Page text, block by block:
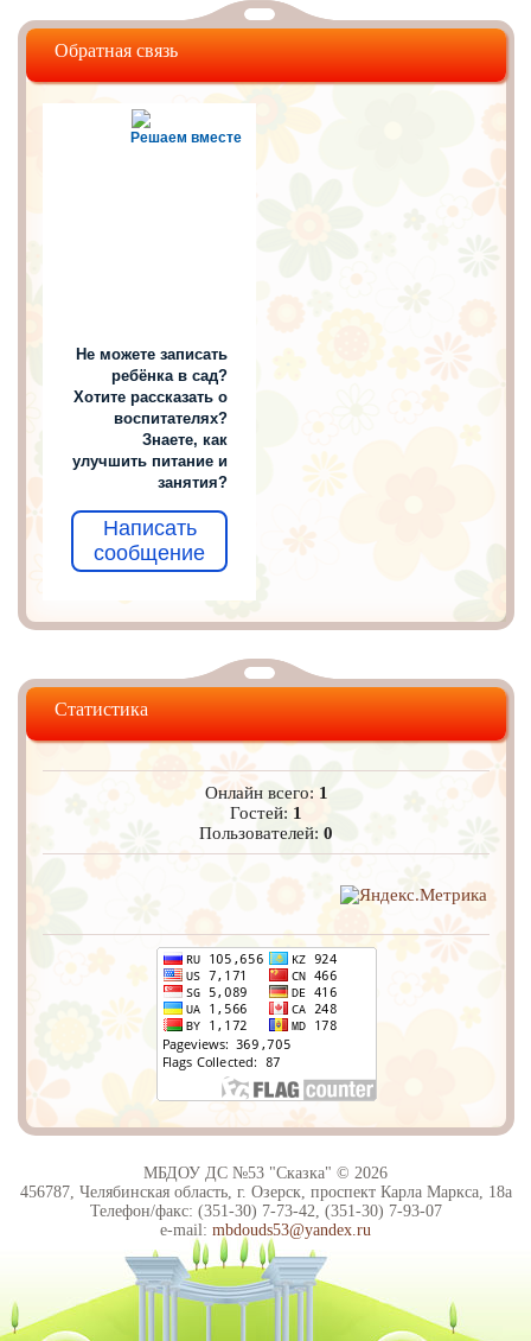
Обратная связь
Решаем вместе
Не можете записать
ребёнка в сад?
Хотите рассказать о
воспитателях?
Знаете, как
улучшить питание и
занятия?
Написать
сообщение
Статистика
Онлайн всего: 1
Гостей: 1
Пользователей:0
МБДОУ ДС №53 "Сказка" © 2026
456787, Челябинская область, г. Озерск, проспект Карла Маркса, 18а
Телефон/факс: (351-30) 7-73-42, (351-30) 7-93-07
e-mail: mbdouds53@yandex.ru